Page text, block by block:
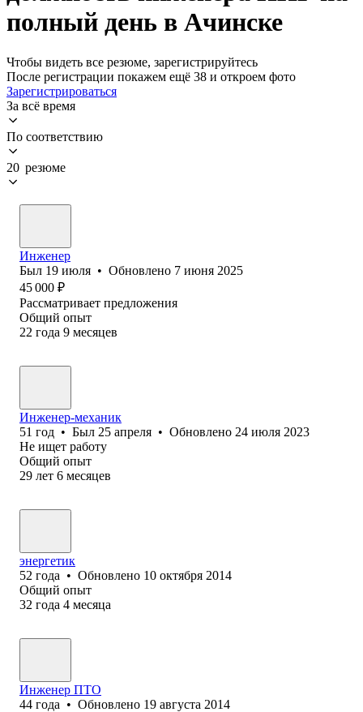
полный день в Ачинске
Чтобы видеть все резюме, зарегистрируйтесь
После регистрации покажем ещё 38 и откроем фото
Зарегистрироваться
За всё время
По соответствию
20 резюме
Инженер
Был 19 июля • Обновлено 7 июня 2025
45 000 ₽
Рассматривает предложения
Общий опыт
22 года 9 месяцев
Инженер-механик
51 год • Был 25 апреля • Обновлено 24 июля 2023
Не ищет работу
Общий опыт
29 лет 6 месяцев
энергетик
52 года • Обновлено 10 октября 2014
Общий опыт
32 года 4 месяца
Инженер ПТО
44 года • Обновлено 19 августа 2014